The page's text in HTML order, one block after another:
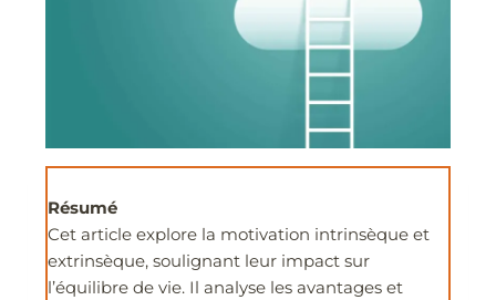
Résumé
Cet article explore la motivation intrinsèque et
extrinsèque, soulignant leur impact sur
l’équilibre de vie. Il analyse les avantages et